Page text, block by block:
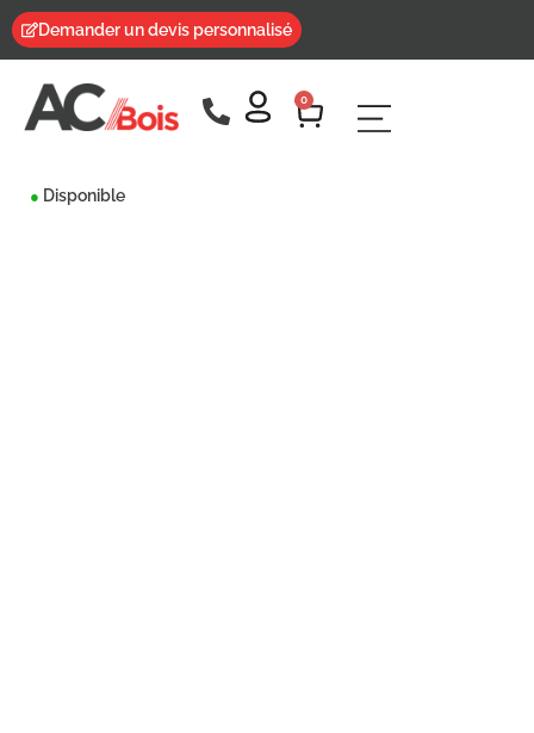
Demander un devis personnalisé
0
● Disponible